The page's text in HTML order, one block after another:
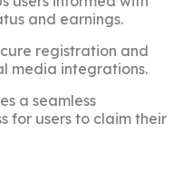
and earnings.
registration and
media integrations.
a seamless
for users to claim their